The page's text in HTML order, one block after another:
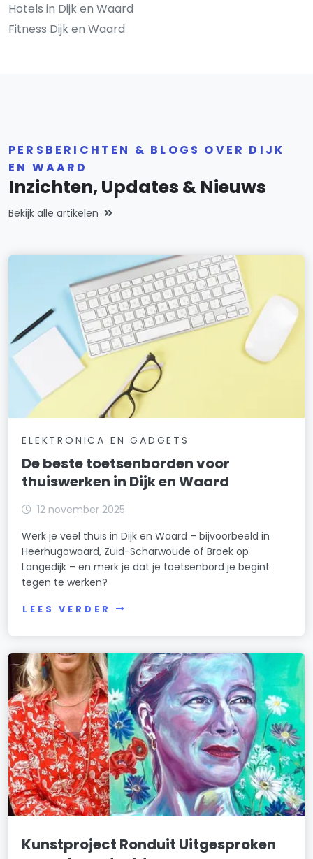
Hotels in Dijk en Waard
Fitness Dijk en Waard
PERSBERICHTEN & BLOGS OVER DIJK
EN WAARD
Inzichten, Updates & Nieuws
Bekijk alle artikelen
ELEKTRONICA EN GADGETS
De beste toetsenborden voor
thuiswerken in Dijk en Waard
12 november 2025
Werk je veel thuis in Dijk en Waard – bijvoorbeeld in
Heerhugowaard, Zuid-Scharwoude of Broek op
Langedijk – en merk je dat je toetsenbord je begint
tegen te werken?
LEES VERDER
Kunstproject Ronduit Uitgesproken